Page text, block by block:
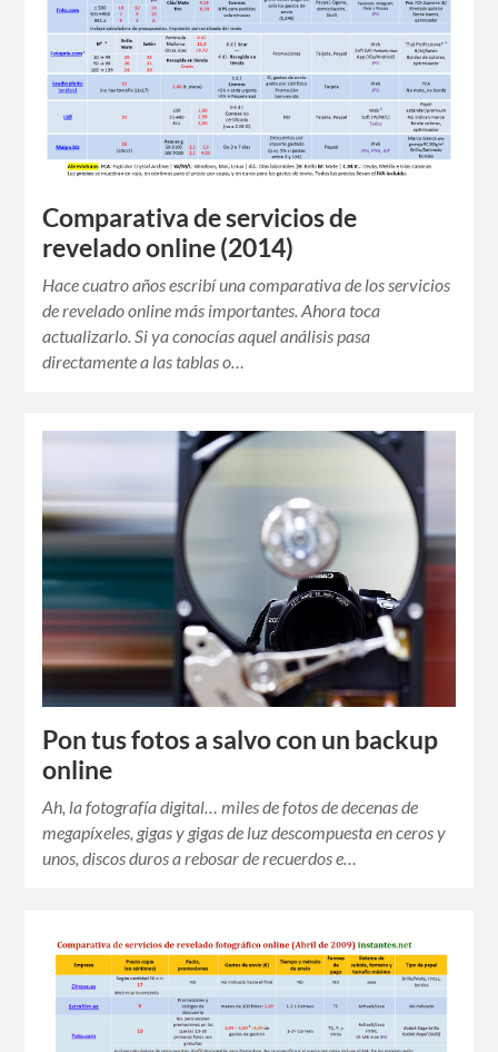
Comparativa de servicios de
revelado online (2014)
Hace cuatro años escribí una comparativa de los servicios
de revelado online más importantes. Ahora toca
actualizarlo. Si ya conocías aquel análisis pasa
directamente a las tablas o…
Pon tus fotos a salvo con un backup
online
Ah, la fotografía digital… miles de fotos de decenas de
megapíxeles, gigas y gigas de luz descompuesta en ceros y
unos, discos duros a rebosar de recuerdos e…